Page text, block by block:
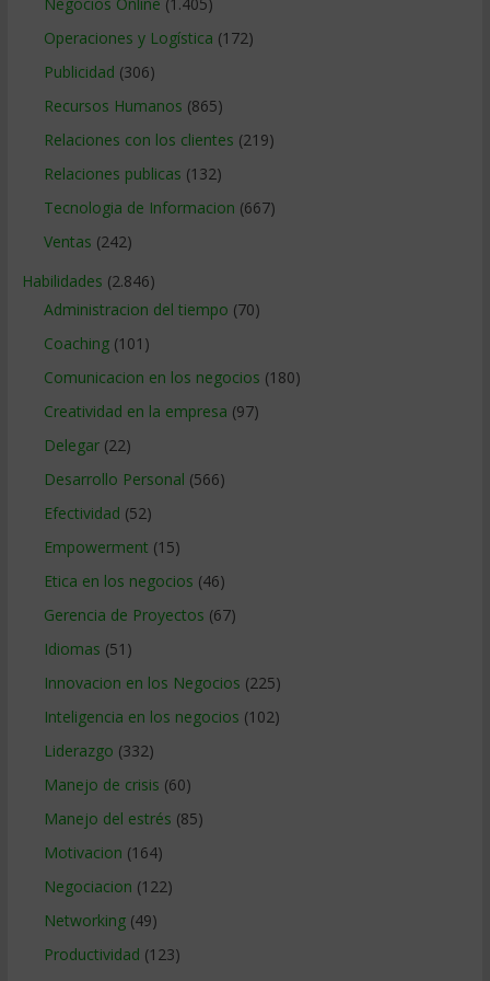
Operaciones y Logística (172)
Publicidad (306)
Recursos Humanos (865)
Relaciones con los clientes (219)
Relaciones publicas (132)
Tecnologia de Informacion (667)
Ventas (242)
Habilidades (2.846)
Administracion del tiempo (70)
Coaching(101)
Comunicacion en los negocios (180)
Creatividad en la empresa (97)
Delegar(22)
Desarrollo Personal (566)
Efectividad (52)
Empowerment (15)
Etica en los negocios (46)
Gerencia de Proyectos (67)
Idiomas (51)
Innovacion en los Negocios (225)
Inteligencia en los negocios (102)
Liderazgo (332)
Manejo de crisis (60)
Manejo del estrés (85)
Motivacion (164)
Negociacion (122)
Networking(49)
Productividad (123)